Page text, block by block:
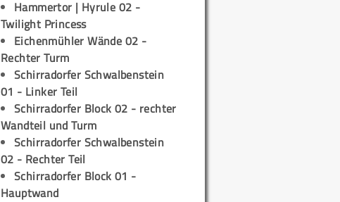
Hammertor | Hyrule 02 -
Twilight Princess
Eichenmühler Wände 02 -
Rechter Turm
Schirradorfer Schwalbenstein
01 - Linker Teil
Schirradorfer Block 02 - rechter
Wandteil und Turm
Schirradorfer Schwalbenstein
02 - Rechter Teil
Schirradorfer Block 01 -
Hauptwand